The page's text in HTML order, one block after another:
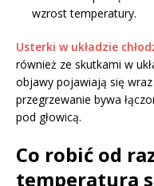
wzrost temperatury.
Usterki w układzie
również ze skutkami w
objawy pojawiają się
przegrzewanie bywa
pod głowicą.
Co robić od
temperatura